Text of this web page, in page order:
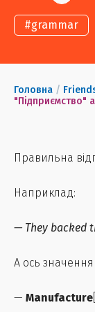
#grammar
Головна /
"Підприємство"
Правильна
Наприклад:
— They backed
А ось значення
— Manufacture